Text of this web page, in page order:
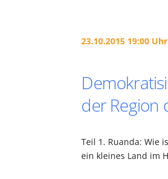
23.10.2015 19:00
der Region
Teil 1. Ruanda: Wie
ein kleines Land im